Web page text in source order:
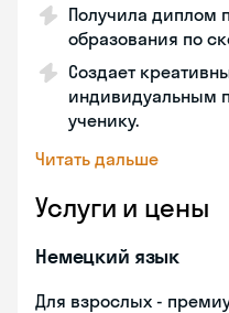
Получила диплом
образования по
Создает
индивидуальным
ученику.
Читать дальше
Услуги и цены
Немецкий язык
Для взрослых -